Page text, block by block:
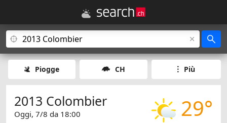
Piogge CH Più
29°
2013 Colombier
Oggi, 7/8 da 18:00